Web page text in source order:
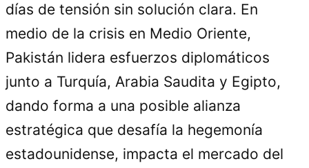
días de tensión sin solución clara. En
medio de la crisis en Medio Oriente,
Pakistán lidera esfuerzos diplomáticos
junto a Turquía, Arabia Saudita y Egipto,
dando forma a una posible alianza
estratégica que desafía la hegemonía
estadounidense, impacta el mercado del